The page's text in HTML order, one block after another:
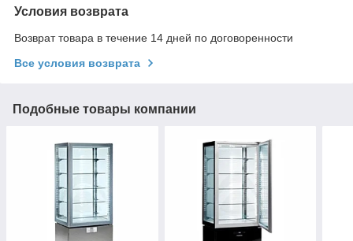
Условия возврата
Возврат товара в течение 14 дней по договоренности
Все условия возврата
Подобные товары компании